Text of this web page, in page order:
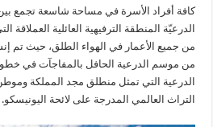
كافة أفراد الأسرة في مساحة شاسعة تجمع بين
الدرعيّة المنطقة الترفيهية العائلية
من جميع الأعمار في الهواء الطلق، حيث تم
من موسم الدرعية الحافل بالمفاجآت في
الدرعية التي تمثل منطلق مجد المملكة
التراث العالمي المدرجة على لائحة اليونيسكو.